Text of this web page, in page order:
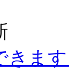
きま